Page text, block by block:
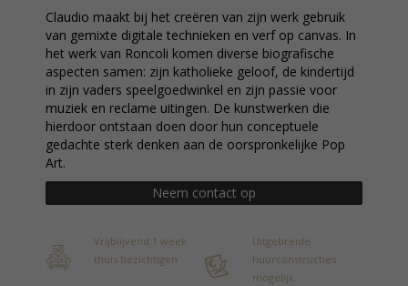
Claudio maakt bij het creëren van zijn werk gebruik
van gemixte digitale technieken en verf op canvas. In
het werk van Roncoli komen diverse biografische
aspecten samen: zijn katholieke geloof, de kindertijd
in zijn vaders speelgoedwinkel en zijn passie voor
muziek en reclame uitingen. De kunstwerken die
hierdoor ontstaan doen door hun conceptuele
gedachte sterk denken aan de oorspronkelijke Pop
Art.
Neem contact op
Vrijblijvend 1 week
thuis bezichtigen
Uitgebreide
huurconstructies
mogelijk